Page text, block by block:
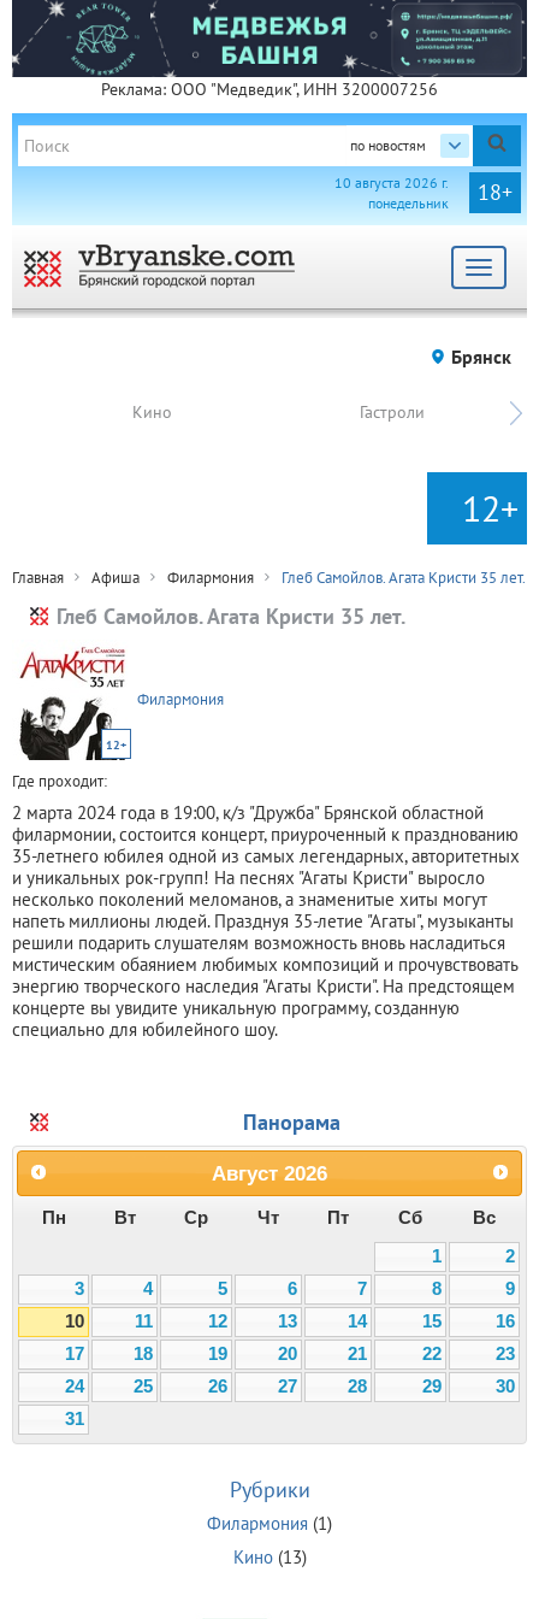
Реклама: ООО "Медведик", ИНН 3200007256
по новостям
18+
10 августа 2026 г.
понедельник
Toggle
Брянск
Кино Гастроли
12+
Главная Афиша Филармония Глеб Самойлов. Агата Кристи 35 лет.
Глеб Самойлов. Агата Кристи 35 лет.
12+
Филармония
Где проходит:
2 марта 2024 года в 19:00, к/з "Дружба" Брянской областной
филармонии, состоится концерт, приуроченный к празднованию
35-летнего юбилея одной из самых легендарных, авторитетных
и уникальных рок-групп! На песнях "Агаты Кристи" выросло
несколько поколений меломанов, а знаменитые хиты могут
напеть миллионы людей. Празднуя 35-летие "Агаты", музыканты
решили подарить слушателям возможность вновь насладиться
мистическим обаянием любимых композиций и прочувствовать
энергию творческого наследия "Агаты Кристи". На предстоящем
концерте вы увидите уникальную программу, созданную
специально для юбилейного шоу.
Панорама
Август 2026
Пн Вт Ср Чт Пт Сб
Вс
1
2
3
4 5 6 7 8
9
10
11 12 13 14 15
16
17
18 19 20 21 22
23
24
25 26 27 28 29
30
31
Рубрики
Филармония (1)
Кино(13)